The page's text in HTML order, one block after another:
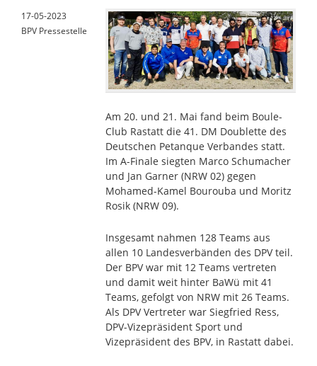
Am 20. und 21. Mai fand beim Boule-
Club Rastatt die 41. DM Doublette des
Deutschen Petanque Verbandes statt.
Im A-Finale siegten Marco Schumacher
und Jan Garner (NRW 02) gegen
Mohamed-Kamel Bourouba und Moritz
Rosik (NRW 09).
Insgesamt nahmen 128 Teams aus
allen 10 Landesverbänden des DPV teil.
Der BPV war mit 12 Teams vertreten
und damit weit hinter BaWü mit 41
Teams, gefolgt von NRW mit 26 Teams.
Als DPV Vertreter war Siegfried Ress,
DPV-Vizepräsident Sport und
Vizepräsident des BPV, in Rastatt dabei.
17-05-2023
BPV Pressestelle